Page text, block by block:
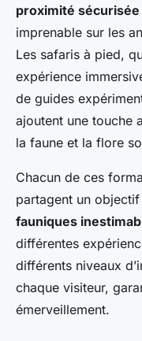
proximité sécurisée
imprenable sur les
Les safaris à pied,
expérience
de guides
ajoutent une touche
la faune et la flore
Chacun de ces
partagent un
fauniques
différentes
différents niveaux
chaque visiteur,
émerveillement.